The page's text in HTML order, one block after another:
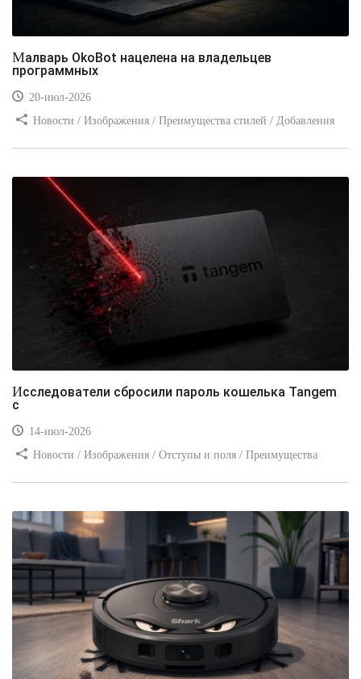
Малварь OkoBot нацелена на владельцев
программных
20-июл-2026
Новости / Изображения / Преимущества стилей / Добавления
Исследователи сбросили пароль кошелька Tangem
с
14-июл-2026
Новости / Изображения / Отступы и поля / Преимущества